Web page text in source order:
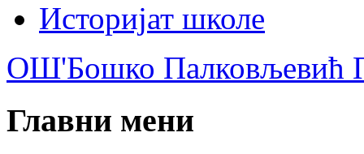
Историјат школе
ОШ'Бошко Палковљевић
Главни мени